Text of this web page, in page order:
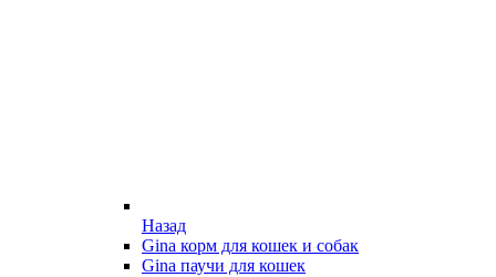
Назад
Gina корм для кошек и собак
Gina паучи для кошек